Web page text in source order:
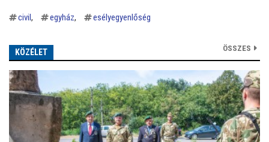
civil egyház esélyegyenlőség
KÖZÉLET ÖSSZES